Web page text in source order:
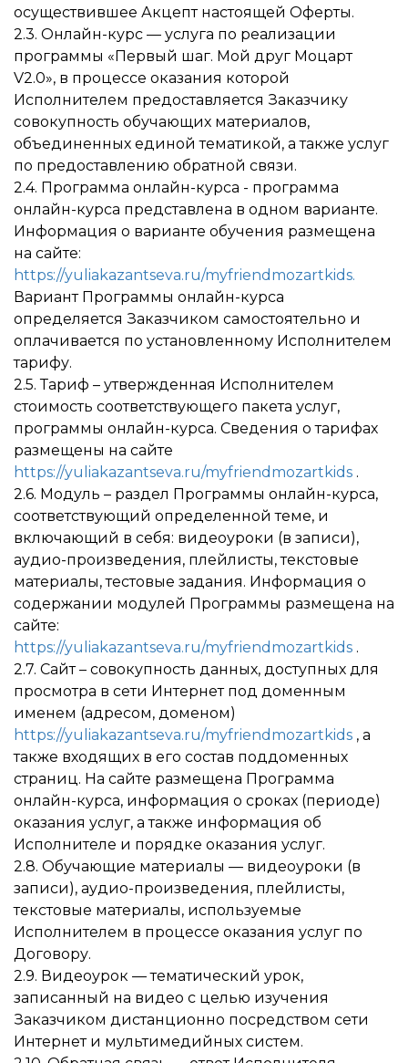
осуществившее Акцепт настоящей Оферты.
2.3. Онлайн-курс — услуга по реализации
программы «Первый шаг. Мой друг Моцарт
V2.0», в процессе оказания которой
Исполнителем предоставляется Заказчику
совокупность обучающих материалов,
объединенных единой тематикой, а также услуг
по предоставлению обратной связи.
2.4. Программа онлайн-курса - программа
онлайн-курса представлена в одном варианте.
Информация о варианте обучения размещена
на сайте:
https://yuliakazantseva.ru/myfriendmozartkids.
Вариант Программы онлайн-курса
определяется Заказчиком самостоятельно и
оплачивается по установленному Исполнителем
тарифу.
2.5. Тариф – утвержденная Исполнителем
стоимость соответствующего пакета услуг,
программы онлайн-курса. Сведения о тарифах
размещены на сайте
https://yuliakazantseva.ru/myfriendmozartkids .
2.6. Модуль – раздел Программы онлайн-курса,
соответствующий определенной теме, и
включающий в себя: видеоуроки (в записи),
аудио-произведения, плейлисты, текстовые
материалы, тестовые задания. Информация о
содержании модулей Программы размещена на
сайте:
https://yuliakazantseva.ru/myfriendmozartkids .
2.7. Сайт – совокупность данных, доступных для
просмотра в сети Интернет под доменным
именем (адресом, доменом)
https://yuliakazantseva.ru/myfriendmozartkids , а
также входящих в его состав поддоменных
страниц. На сайте размещена Программа
онлайн-курса, информация о сроках (периоде)
оказания услуг, а также информация об
Исполнителе и порядке оказания услуг.
2.8. Обучающие материалы — видеоуроки (в
записи), аудио-произведения, плейлисты,
текстовые материалы, используемые
Исполнителем в процессе оказания услуг по
Договору.
2.9. Видеоурок — тематический урок,
записанный на видео с целью изучения
Заказчиком дистанционно посредством сети
Интернет и мультимедийных систем.